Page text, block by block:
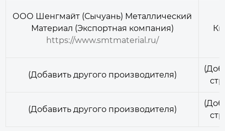
ООО Шенгмайт (Сычуань) Металлический
Материал (Экспортная компания)
https://www.smtmaterial.ru/
(Добавить другого производителя)
(Добавить другого производителя)